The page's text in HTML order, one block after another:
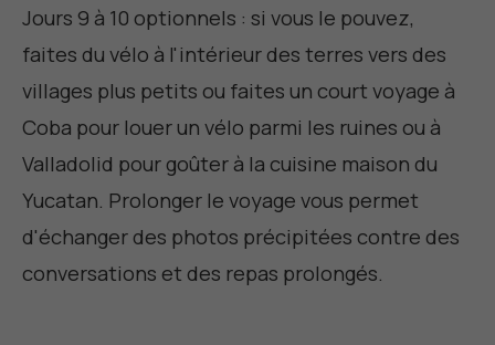
Jours 9 à 10 optionnels : si vous le pouvez,
faites du vélo à l'intérieur des terres vers des
villages plus petits ou faites un court voyage à
Coba pour louer un vélo parmi les ruines ou à
Valladolid pour goûter à la cuisine maison du
Yucatan. Prolonger le voyage vous permet
d'échanger des photos précipitées contre des
conversations et des repas prolongés.